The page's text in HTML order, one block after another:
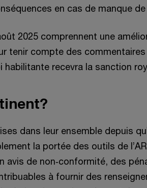
en cas de manque
2025 comprennent une
tenir compte des
recevra la sanction
dans leur ensemble depuis
la portée des outils de
de non‑conformité, des
à fournir des